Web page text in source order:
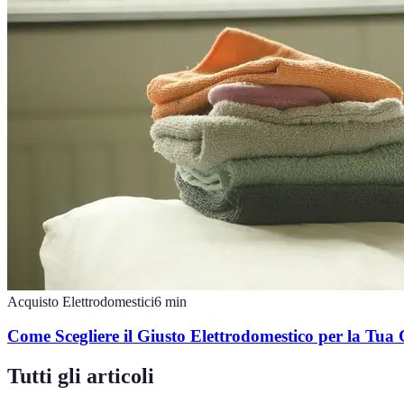
Acquisto Elettrodomestici6 min
Come Scegliere il Giusto Elettrodomestico per la Tua
Tutti gli articoli